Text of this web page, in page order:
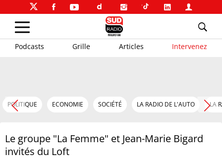
Podcasts Grille Articles Intervenez
POLITIQUE ECONOMIE SOCIÉTÉ LA RADIO DE L'AUTO LA
Le groupe "La Femme" et Jean-Marie Bigard
invités du Loft